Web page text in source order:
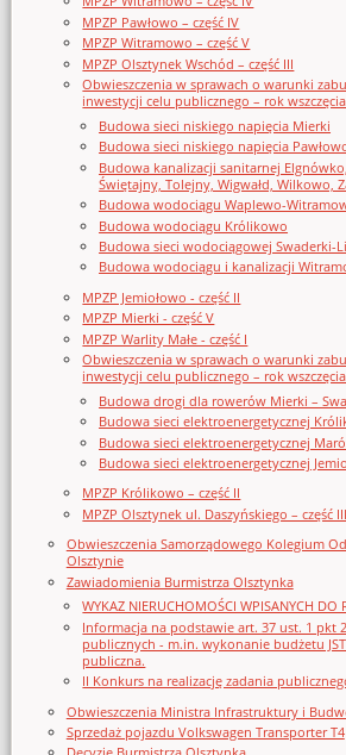
MPZP Pawłowo – część IV
MPZP Witramowo – część V
MPZP Olsztynek Wschód – część III
Obwieszczenia w sprawach o warunki
inwestycji celu publicznego – rok
Budowa sieci niskiego napięcia Mierki
Budowa sieci niskiego napięcia
Budowa kanalizacji sanitarnej
Świętajny, Tolejny, Wigwałd, Wilkowo,
Budowa wodociągu Waplewo-
Budowa wodociągu Królikowo
Budowa sieci wodociągowej Swaderki-
Budowa wodociągu i kanalizacji
MPZP Jemiołowo - część II
MPZP Mierki - część V
MPZP Warlity Małe - część I
Obwieszczenia w sprawach o warunki
inwestycji celu publicznego – rok
Budowa drogi dla rowerów Mierki –
Budowa sieci elektroenergetycznej
Budowa sieci elektroenergetycznej
Budowa sieci elektroenergetycznej
MPZP Królikowo – część II
MPZP Olsztynek ul. Daszyńskiego – część III
Obwieszczenia Samorządowego Kolegium
Olsztynie
Zawiadomienia Burmistrza Olsztynka
WYKAZ NIERUCHOMOŚCI WPISANYCH DO
Informacja na podstawie art. 37 ust. 1 pkt
publicznych - m.in. wykonanie budżetu
publiczna.
II Konkurs na realizację zadania
Obwieszczenia Ministra Infrastruktury i
Sprzedaż pojazdu Volkswagen Transporter T4